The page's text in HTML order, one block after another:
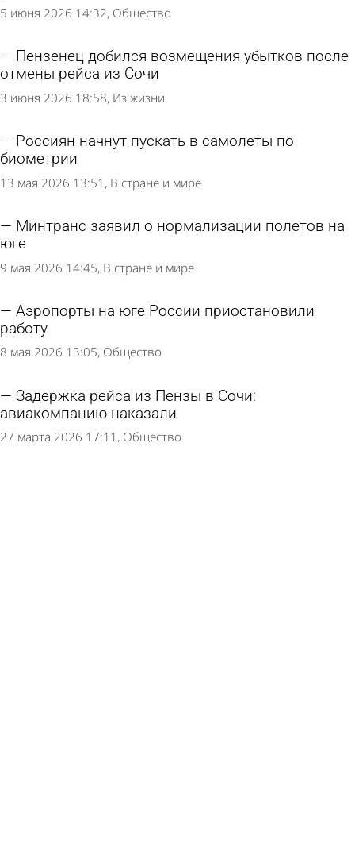
5 июня 2026 14:32 Общество
Пензенец добился возмещения убытков после
отмены рейса из Сочи
3 июня 2026 18:58 Из жизни
Россиян начнут пускать в самолеты по
биометрии
13 мая 2026 13:51 В стране и мире
Минтранс заявил о нормализации полетов на
юге
9 мая 2026 14:45 В стране и мире
Аэропорты на юге России приостановили
работу
8 мая 2026 13:05 Общество
Задержка рейса из Пензы в Сочи:
авиакомпанию наказали
27 марта 2026 17:11 Общество